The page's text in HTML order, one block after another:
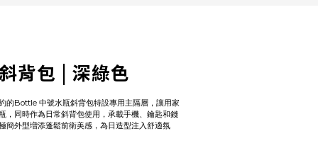
背包 | 深綠色
的Bottle 中號水瓶斜背包特設專用主隔層，讓用家
，同時作為日常斜背包使用，承載手機、鑰匙和錢
簡外型増添蓬鬆前衛美感，為日造型注入舒適氛